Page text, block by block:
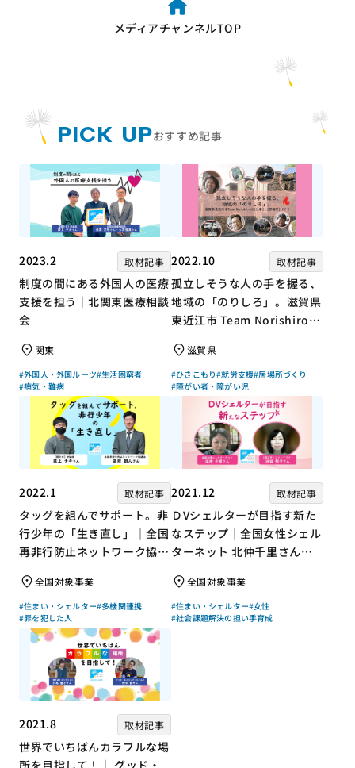
メディアチャンネルTOP
PICK UPおすすめ記事
2023.2 取材記事
制度の間にある外国人の医療
支援を担う｜北関東医療相談
会
関東
#外国人・外国ルーツ#生活困窮者
#病気・難病
2022.10 取材記事
孤立しそうな人の手を握る、
地域の「のりしろ」。滋賀県
東近江市 Team Norishiroの
滋賀県
#ひきこもり#就労支援#居場所づくり
#障がい者・障がい児
2022.1 取材記事
タッグを組んでサポート。非
行少年の「生き直し」｜全国
再非行防止ネットワーク協議
上チキさん【聞き手】
全国対象事業
#住まい・シェルター#多機関連携
#罪を犯した人
2021.12 取材記事
ＤVシェルターが目指す新た
なステップ｜全国女性シェル
ターネット 北仲千里さん×
ん【聞き手】
全国対象事業
#住まい・シェルター#女性
#社会課題解決の担い手育成
2021.8 取材記事
世界でいちばんカラフルな場
所を目指して！｜ グッド・